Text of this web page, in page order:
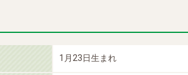
1月23日生まれ